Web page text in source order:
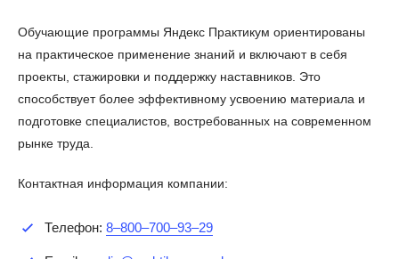
Обучающие программы Яндекс Практикум ориентированы
на практическое применение знаний и включают в себя
проекты, стажировки и поддержку наставников. Это
способствует более эффективному усвоению материала и
подготовке специалистов, востребованных на современном
рынке труда.
Контактная информация компании:
Телефон: 8‒800‒700‒93‒29